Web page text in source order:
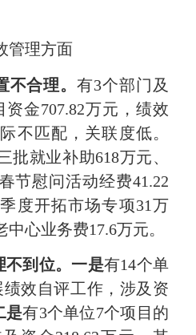
管理方面
不合理。有3个部门及
金707.82万元，绩效
不匹配，关联度低。
批就业补助618万元、
节慰问活动经费41.22
度开拓市场专项31万
心业务费17.6万元。
不到位。一是有14个单
效自评工作，涉及资
是有3个单位7个项目的